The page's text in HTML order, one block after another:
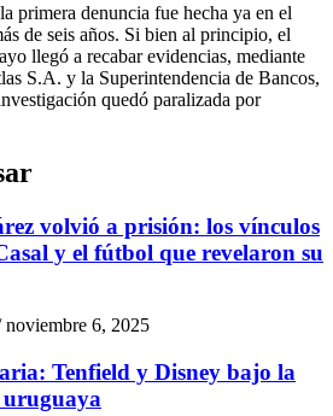
primera denuncia fue hecha ya en el
de seis años. Si bien al principio, el
llegó a recabar evidencias, mediante
S.A. y la Superintendencia de Bancos,
quedó paralizada por
volvió a prisión: los vínculos
y el fútbol que revelaron su
noviembre 6, 2025
Tenfield y Disney bajo la